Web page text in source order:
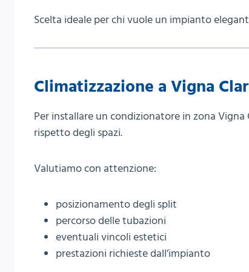
Scelta ideale per chi vuole un impianto
Climatizzazione a Vigna
Per installare un condizionatore in zona
rispetto degli spazi.
Valutiamo con attenzione:
posizionamento degli split
percorso delle tubazioni
eventuali vincoli estetici
prestazioni richieste dall’impianto